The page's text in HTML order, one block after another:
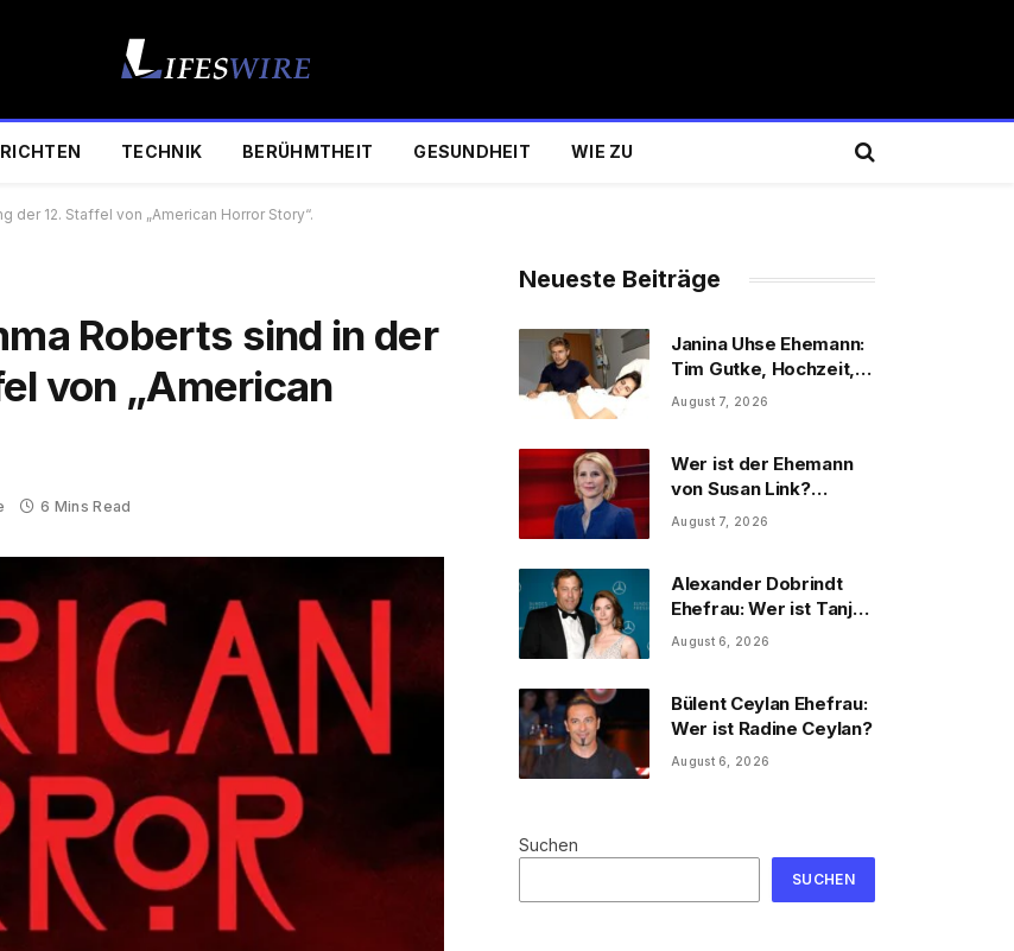
TECHNIK BERÜHMTHEIT GESUNDHEIT WIE ZU
der 12. Staffel von „American Horror Story“.
Roberts sind in der
von „American
6 Mins Read
Neueste Beiträge
Janina Uhse Ehemann:
Tim Gutke, Hochzeit,
Sohn und Familie
August 7, 2026
Wer ist der Ehemann
von Susan Link?
Wolfgang Link, Beruf
August 7, 2026
Alexander Dobrindt
Ehefrau: Wer ist Tanja
Käser?
August 6, 2026
Bülent Ceylan Ehefrau:
Wer ist Radine Ceylan?
August 6, 2026
Suchen
SUCHEN